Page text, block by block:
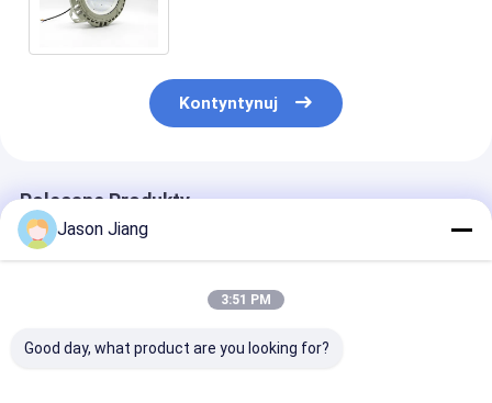
Kontyntynuj
Polecane Produkty
Jason Jiang
3:51 PM
Good day, what product are you looking for?